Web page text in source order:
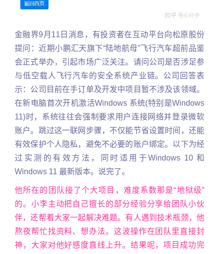
金融界9月11日消息，有投资者在互动平台向松原股份
提问：近期小鹏汇天旗下“陆地航母”飞行汽车超前品鉴
会正式举办，引起市场广泛关注。请问公司是否涉足参
与低空载人飞行汽车的安全系统产业链。公司回答表
示：公司目前在手订单及开发中项目暂不涉及该领域。
在新电脑首次开机激活Windows 系统(特别是Windows
11)时，系统往往会强制要求用户连接网络并登录微软
账户。跳过这一联网步骤，不仅能节省设置时间，还能
有效保护个人隐私，避免不必要的账户绑定。以下为经
过实测的有效方法，同时适用于Windows 10 和
Windows 11 最新版本。说完了。
他所在的团队接了个大项目，难度系数那是“地狱级”
的。小李主动把自己擅长的部分经验分享给团队小伙
伴，还帮着大家一起解决难题。有人遇到技术瓶颈，他
熬夜帮忙找资料、想办法。这波操作在团队里直接封
神，大家对他好感度直线上升。结果呢，项目成功完